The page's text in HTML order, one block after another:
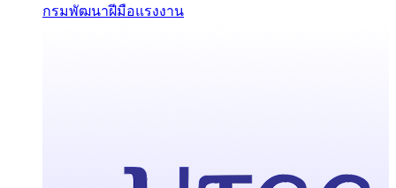
กรมพัฒนาฝีมือแรงงาน